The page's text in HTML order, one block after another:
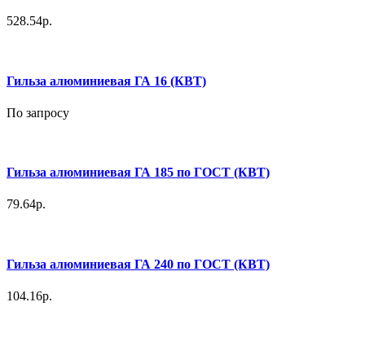
528.54р.
Гильза алюминиевая ГА 16 (КВТ)
По запросу
Гильза алюминиевая ГА 185 по ГОСТ (КВТ)
79.64р.
Гильза алюминиевая ГА 240 по ГОСТ (КВТ)
104.16р.